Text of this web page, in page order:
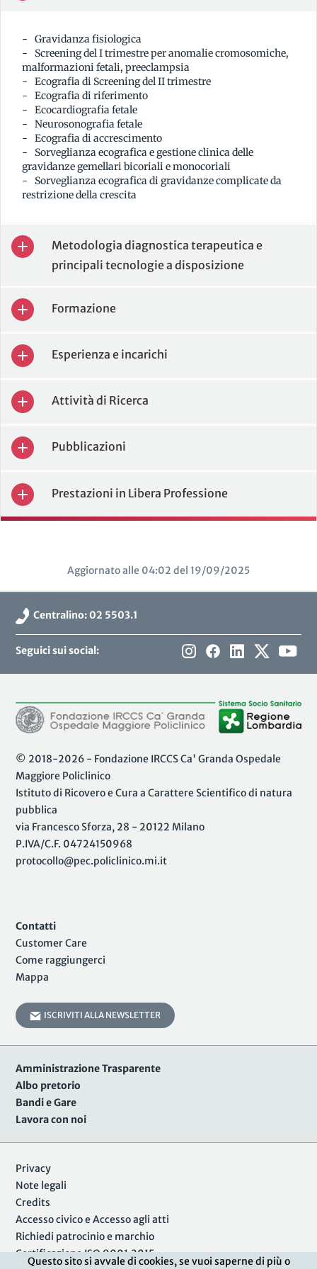
Questo sito si avvale di cookies, se vuoi saperne di più o
Gravidanza fisiologica
Screening del I trimestre per anomalie cromosomiche,
malformazioni fetali, preeclampsia
Ecografia di Screening del II trimestre
Ecografia di riferimento
Ecocardiografia fetale
Neurosonografia fetale
Ecografia di accrescimento
Sorveglianza ecografica e gestione clinica delle
gravidanze gemellari bicoriali e monocoriali
Sorveglianza ecografica di gravidanze complicate da
restrizione della crescita
Metodologia diagnostica terapeutica e
principali tecnologie a disposizione
Formazione
Esperienza e incarichi
Attività di Ricerca
Pubblicazioni
Prestazioni in Libera Professione
Aggiornato alle 04:02 del 19/09/2025
Centralino: 02 5503.1
Seguici sui social:
© 2018-2026 - Fondazione IRCCS Ca' Granda Ospedale
Maggiore Policlinico
Istituto di Ricovero e Cura a Carattere Scientifico di natura
pubblica
via Francesco Sforza, 28 - 20122 Milano
P.IVA/C.F. 04724150968
protocollo@pec.policlinico.mi.it
Contatti
Customer Care
Come raggiungerci
Mappa
ISCRIVITI ALLA NEWSLETTER
Amministrazione Trasparente
Albo pretorio
Bandi e Gare
Lavora con noi
Privacy
Note legali
Credits
Accesso civico e Accesso agli atti
Richiedi patrocinio e marchio
Certificazione ISO 9001:2015